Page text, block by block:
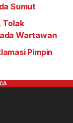
Sumut
Tolak
Wartawan
Pimpin